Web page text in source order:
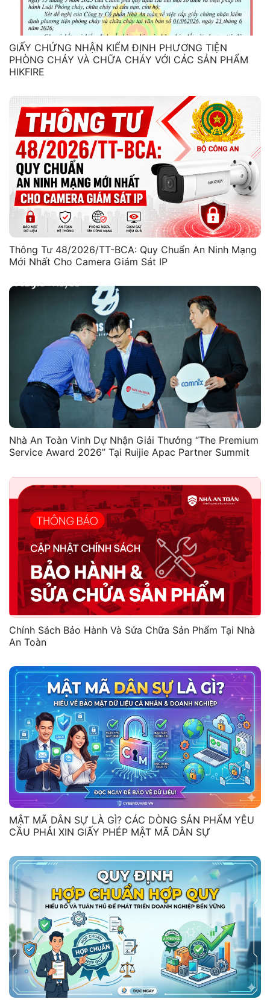
GIẤY CHỨNG NHẬN KIỂM ĐỊNH PHƯƠNG TIỆN
PHÒNG CHÁY VÀ CHỮA CHÁY VỚI CÁC SẢN PHẨM
HIKFIRE
Thông Tư 48/2026/TT-BCA: Quy Chuẩn An Ninh Mạng
Mới Nhất Cho Camera Giám Sát IP
Nhà An Toàn Vinh Dự Nhận Giải Thưởng “The Premium
Service Award 2026” Tại Ruijie Apac Partner Summit
Chính Sách Bảo Hành Và Sửa Chữa Sản Phẩm Tại Nhà
An Toàn
MẬT MÃ DÂN SỰ LÀ GÌ? CÁC DÒNG SẢN PHẨM YÊU
CẦU PHẢI XIN GIẤY PHÉP MẬT MÃ DÂN SỰ